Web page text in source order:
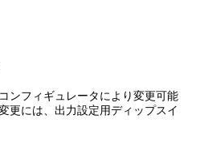
ンフィギュレータにより変更可能
更には、出力設定用ディップスイ